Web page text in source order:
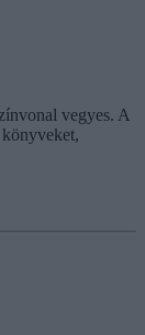
vegyes. A